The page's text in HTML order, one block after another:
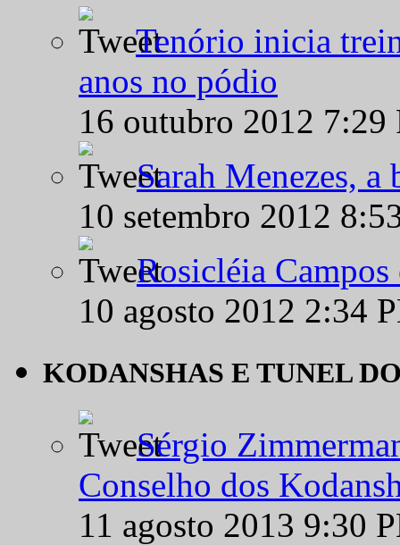
Tenório inicia
anos no pódio
16 outubro 2012
Sarah Menezes,
10 setembro 2012
Rosicléia
10 agosto 2012 2:34
KODANSHAS E TUNEL
Sérgio
Conselho dos
11 agosto 2013 9:30